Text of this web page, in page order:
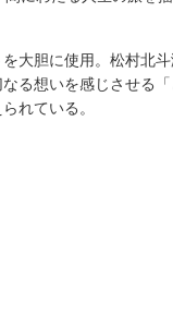
大胆に使用。松村北
る想いを感じさせる
れている。